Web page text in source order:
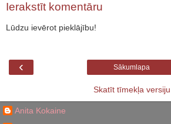
Ierakstīt komentāru
Lūdzu ievērot pieklājību!
‹ Sākumlapa
Skatīt tīmekļa versiju
Anita Kokaine